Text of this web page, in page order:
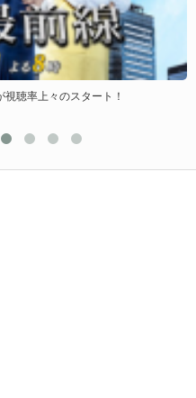
のスタート！